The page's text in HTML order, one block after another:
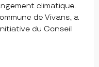
climatique.
de Vivans, a
du Conseil